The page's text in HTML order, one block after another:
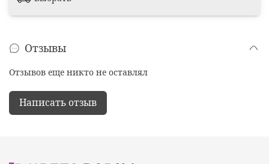
Отзывы
Отзывов еще никто не оставлял
Написать отзыв